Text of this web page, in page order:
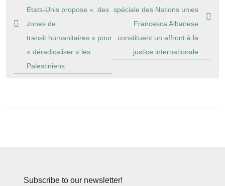
l’article
États-Unis propose « des
zones de
transit humanitaires » pour
« déradicaliser » les
Palestiniens
spéciale des Nations unies
Francesca Albanese
constituent un affront à la
justice internationale
Subscribe to our newsletter!